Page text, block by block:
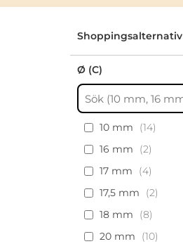
Shoppingsalternativ
Ø (C)
10 mm
14
16 mm
2
17 mm
4
17,5 mm
2
18 mm
8
20 mm
10